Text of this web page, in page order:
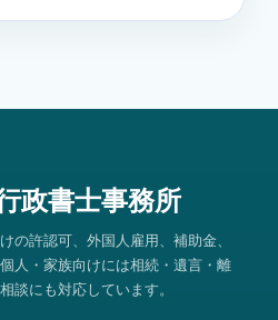
政書士事務所
の許認可、外国人雇用、補助金、
人・家族向けには相続・遺言・離
談にも対応しています。